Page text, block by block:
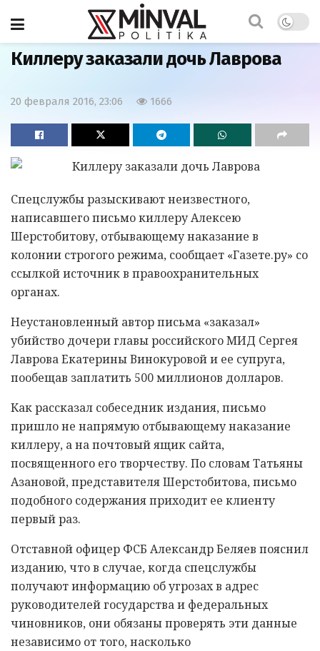
Главная Бывший СССР
Киллеру заказали дочь Лаврова
20 февраля 2016, 23:06 1666
Спецслужбы разыскивают неизвестного,
написавшего письмо киллеру Алексею
Шерстобитову, отбывающему наказание в
колонии строгого режима, сообщает «Газете.ру» со
ссылкой источник в правоохранительных
органах.
Неустановленный автор письма «заказал»
убийство дочери главы российского МИД Сергея
Лаврова Екатерины Винокуровой и ее супруга,
пообещав заплатить 500 миллионов долларов.
Как рассказал собеседник издания, письмо
пришло не напрямую отбывающему наказание
киллеру, а на почтовый ящик сайта,
посвященного его творчеству. По словам Татьяны
Азановой, представителя Шерстобитова, письмо
подобного содержания приходит ее клиенту
первый раз.
Отставной офицер ФСБ Александр Беляев пояснил
изданию, что в случае, когда спецслужбы
получают информацию об угрозах в адрес
руководителей государства и федеральных
чиновников, они обязаны проверять эти данные
независимо от того, насколько